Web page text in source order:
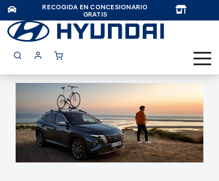
RECOGIDA EN CONCESIONARIO
GRATIS